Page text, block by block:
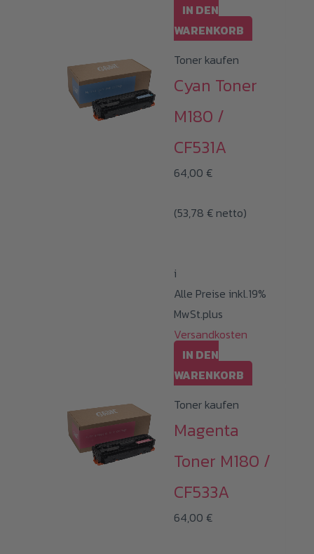
IN DEN
WARENKORB
Toner kaufen
Cyan Toner
M180 /
CF531A
64,00 €
(53,78 € netto)
i
Alle Preise inkl.19%
MwSt.plus
Versandkosten
IN DEN
WARENKORB
Toner kaufen
Magenta
Toner M180 /
CF533A
64,00 €